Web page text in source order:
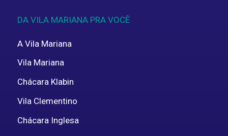
DA VILA MARIANA PRA VOCÊ
A Vila Mariana
Vila Mariana
Chácara Klabin
Vila Clementino
Chácara Inglesa